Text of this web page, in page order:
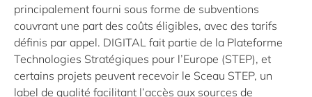
principalement fourni sous forme de subventions
couvrant une part des coûts éligibles, avec des tarifs
définis par appel. DIGITAL fait partie de la Plateforme
Technologies Stratégiques pour l’Europe (STEP), et
certains projets peuvent recevoir le Sceau STEP, un
label de qualité facilitant l’accès aux sources de